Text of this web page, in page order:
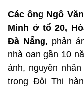
Các ông Ngô
Minh ở tổ 20,
Đà Nẵng, phản
nhà oan gần 10
ánh, nguyên
trong Đội Thi